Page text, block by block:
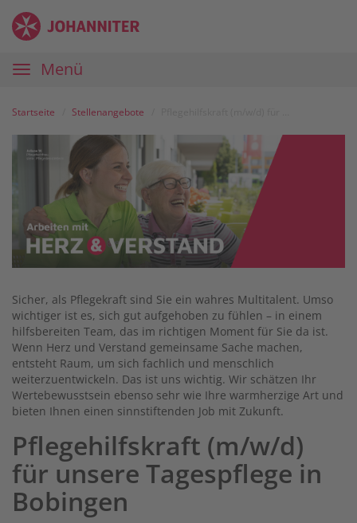
Zum
Inhalt
Anmelden
Zur
Navigation
Zur
Startseite
Karriereportal
Johanniter
Hauptnavigation
Menü
Startseite Stellenangebote
Sicher, als Pflegekraft sind Sie ein wahres Multitalent. Umso
wichtiger ist es, sich gut aufgehoben zu fühlen – in einem
hilfsbereiten Team, das im richtigen Moment für Sie da ist.
Wenn Herz und Verstand gemeinsame Sache machen,
entsteht Raum, um sich fachlich und menschlich
weiterzuentwickeln. Das ist uns wichtig. Wir schätzen Ihr
Wertebewusstsein ebenso sehr wie Ihre warmherzige Art und
bieten Ihnen einen sinnstiftenden Job mit Zukunft.
Pflegehilfskraft (m/w/d)
für unsere Tagespflege in
Bobingen